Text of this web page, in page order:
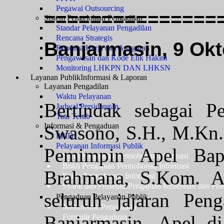
Pegawai Outsourcing
Sistem Pengelolaan Pengadilan
Standar Pelayanan Pengadilan
Rencana Strategis
Rencana Kerja dan Anggaran
Pengawasan dan Kode Etik Hakim
Monitoring LHKPN DAN LHKSN
Layanan PublikInformasi & Laporan
Layanan Pengadilan
Waktu Pelayanan
Jadwal Persidangan
Tata Tertib
Informasi & Pengaduan
PPID
Pelayanan Informasi Publik
Form Pengajuan Permohonan Informasi
Bukti Pengajuan Permohonan Informasi
Biaya Permohonan Informasi
Syarat dan Prosedur Pengajuan Keberatan atas
Pengaduan Pelayanan Publik
Mekanisme Pengaduan
Formulir Pengaduan
Banjarmasin, 9
Bertindak sebagai
Swasono, S.H.,
Pemimpin Apel
Brahmana, S.Kom.
seluruh jajaran